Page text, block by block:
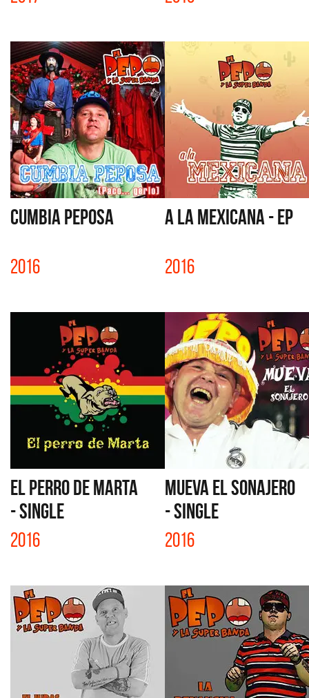
CUMBIA PEPOSA
2016
A LA MEXICANA - EP
2016
EL PERRO DE MARTA
- SINGLE
2016
MUEVA EL SONAJERO
- SINGLE
2016